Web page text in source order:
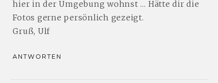
hier in der Umgebung wohnst … Hätte dir die
Fotos gerne persönlich gezeigt.
Gruß, Ulf
ANTWORTEN